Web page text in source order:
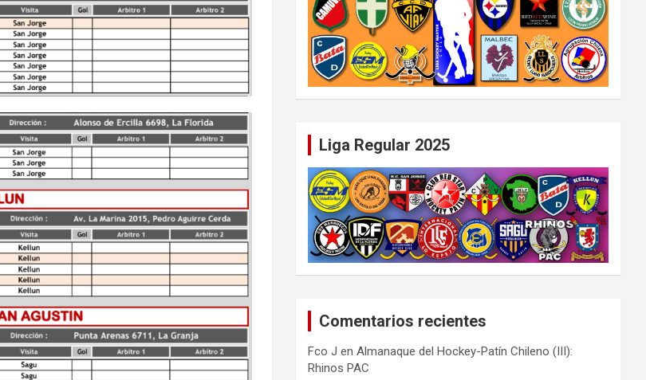
Liga Regular 2025
Comentarios recientes
Fco J enAlmanaque del Hockey-Patín Chileno (III):
Rhinos PAC